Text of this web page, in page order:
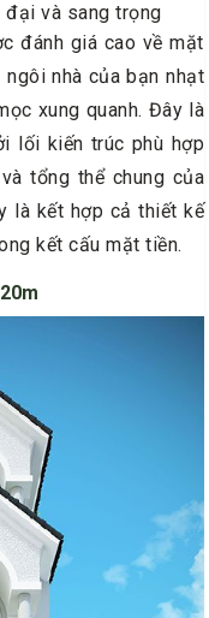
đại và sang trọng
đánh giá cao về mặt
nhà của bạn nhạt
xung quanh. Đây là
lối kiến trúc phù hợp
tổng thể chung của
là kết hợp cả thiết kế
kết cấu mặt tiền.